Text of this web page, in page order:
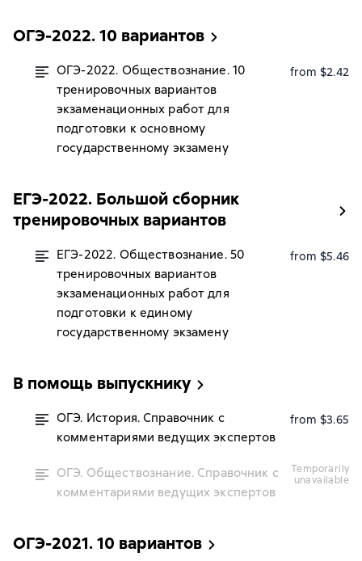
ОГЭ-2022. 10 вариантов
ОГЭ-2022. Обществознание. 10
тренировочных вариантов
экзаменационных работ для
подготовки к основному
государственному экзамену
from $2.42
ЕГЭ-2022. Большой сборник
тренировочных вариантов
ЕГЭ-2022. Обществознание. 50
тренировочных вариантов
экзаменационных работ для
подготовки к единому
государственному экзамену
from $5.46
В помощь выпускнику
ОГЭ. История. Справочник с
комментариями ведущих экспертов
from $3.65
ОГЭ. Обществознание. Справочник с
комментариями ведущих экспертов
temporarily
unavailable
ОГЭ-2021. 10 вариантов